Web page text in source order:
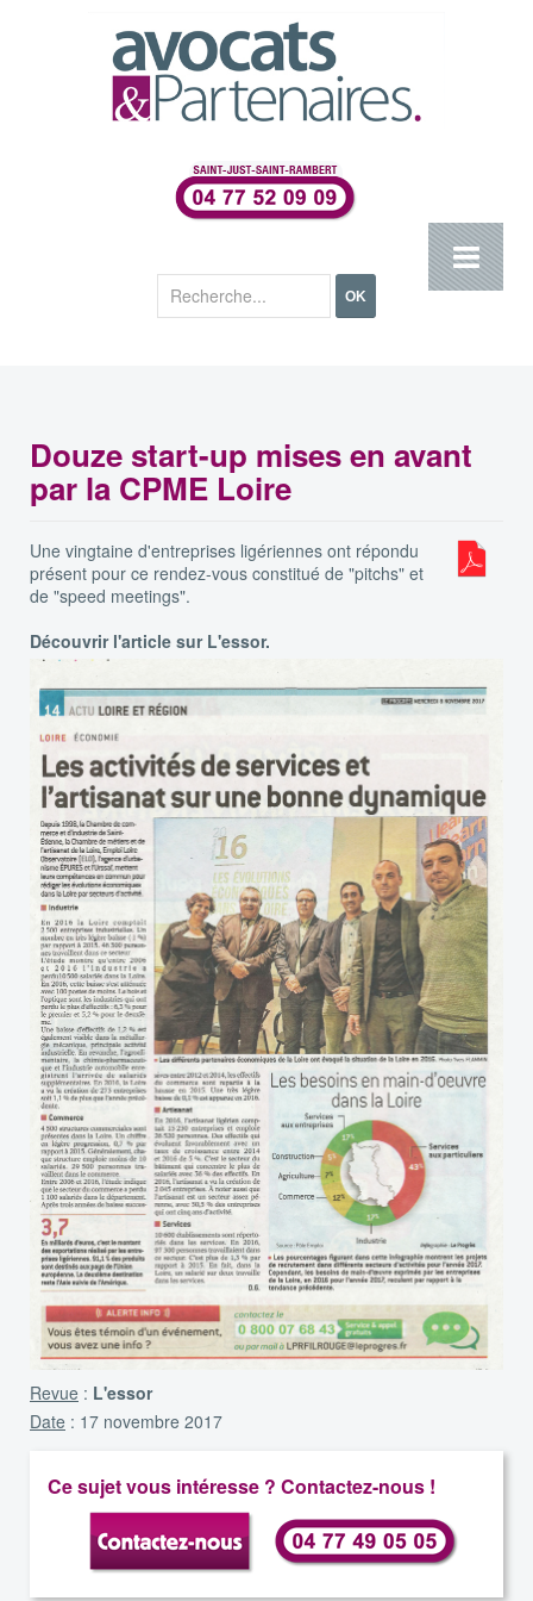
OK
Douze start-up mises en avant
par la CPME Loire
Une vingtaine d'entreprises ligériennes ont répondu
présent pour ce rendez-vous constitué de "pitchs" et
de "speed meetings".
Découvrir l'article sur L'essor.
Revue : L'essor
Date : 17 novembre 2017
Ce sujet vous intéresse ? Contactez-nous !